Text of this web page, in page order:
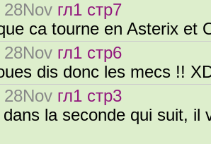
28Nov гл1 стр7
ca tourne en Asterix et
28Nov гл1 стр6
dis donc les mecs !!
28Nov гл1 стр3
la seconde qui suit, il